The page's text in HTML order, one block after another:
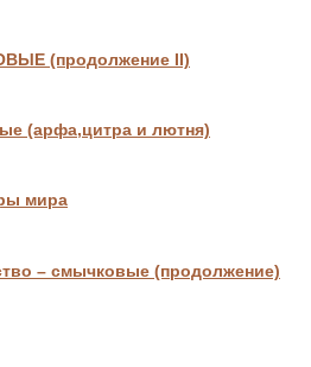
(продолжение II)
(арфа,цитра и лютня)
мира
– смычковые (продолжение)